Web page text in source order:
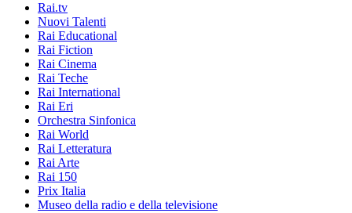
Rai.tv
Nuovi Talenti
Rai Educational
Rai Fiction
Rai Cinema
Rai Teche
Rai International
Rai Eri
Orchestra Sinfonica
Rai World
Rai Letteratura
Rai Arte
Rai 150
Prix Italia
Museo della radio e della televisione